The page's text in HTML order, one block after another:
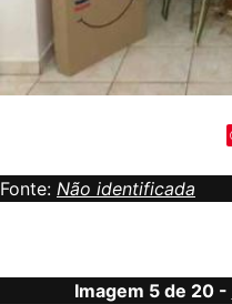
Fonte: Não identificada
Imagem 5 de 20 -